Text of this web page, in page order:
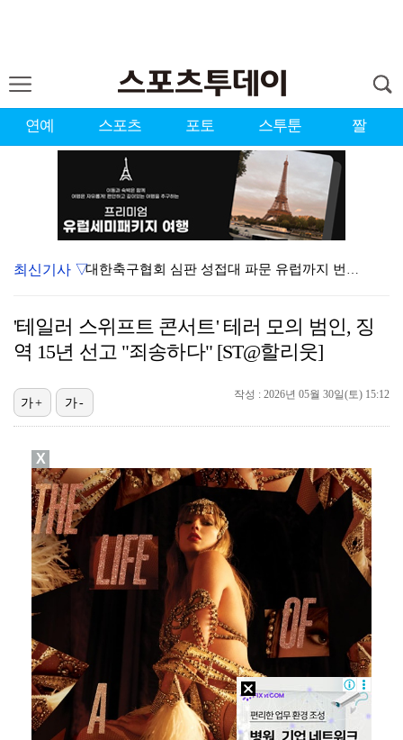
연예 스포츠 포토 스투툰 짤
대한축구협회 심판 성접대 파문 유럽까지 번졌다…佛 매체…
'첫 승 도전' 장은수 "우승 의식하기보다 내 플레이에…
[ST포토] 선수들 지켜보는 디에고 시메오네 감독
[ST포토] 이강인, 이적 후 밝아진 얼굴
[ST포토] 이강인 보는 토마르마
[ST포토] 이강인, 달리는 슛돌이
[ST포토] 이강인, 환하게 웃으며
최신기사 ▽
'테일러 스위프트 콘서트' 테러 모의 범인, 징
역 15년 선고 "죄송하다" [ST@할리웃]
작성 : 2026년 05월 30일(토) 15:12
가+ 가-
X